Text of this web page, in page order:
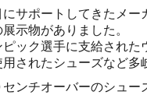
サポートしてきたメー
示物がありました。
ック選手に支給された
されたシューズなど多
ンチオーバーのシュー